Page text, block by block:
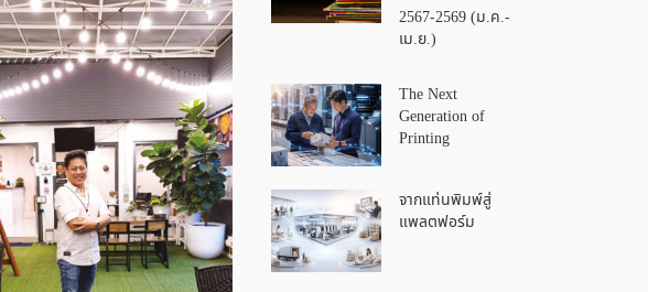
2567-2569 (ม.ค.-
เม.ย.)
The Next
Generation of
Printing
จากแท่นพิมพ์สู่
แพลตฟอร์ม